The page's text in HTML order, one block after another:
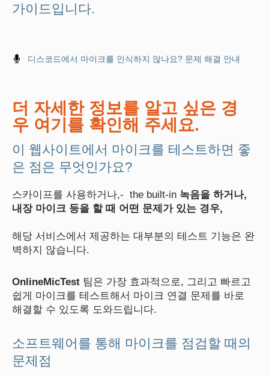
가이드입니다.
디스코드에서 마이크를 인식하지 않나요? 문제 해결 안내
더 자세한 정보를 알고 싶은 경
우 여기를 확인해 주세요.
이 웹사이트에서 마이크를 테스트하면 좋
은 점은 무엇인가요?
스카이프를 사용하거나,- the built-in 녹음을 하거나,
내장 마이크 등을 할 때 어떤 문제가 있는 경우,
해당 서비스에서 제공하는 대부분의 테스트 기능은 완
벽하지 않습니다.
OnlineMicTest 팀은 가장 효과적으로, 그리고 빠르고
쉽게 마이크를 테스트해서 마이크 연결 문제를 바로
해결할 수 있도록 도와드립니다.
소프트웨어를 통해 마이크를 점검할 때의
문제점